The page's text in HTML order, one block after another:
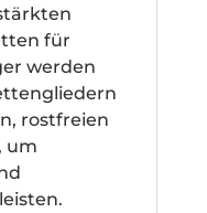
für
werden
rostfreien
um